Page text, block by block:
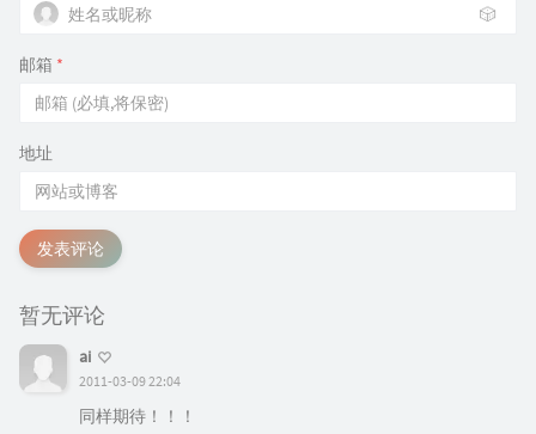
🎲
邮箱 *
地址
发表评论
暂无评论
ai
2011-03-09 22:04
同样期待！！！